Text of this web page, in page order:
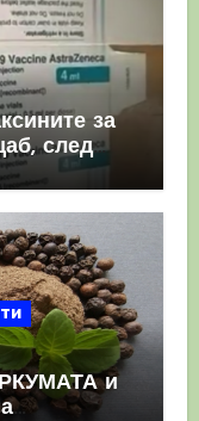
за
след
и